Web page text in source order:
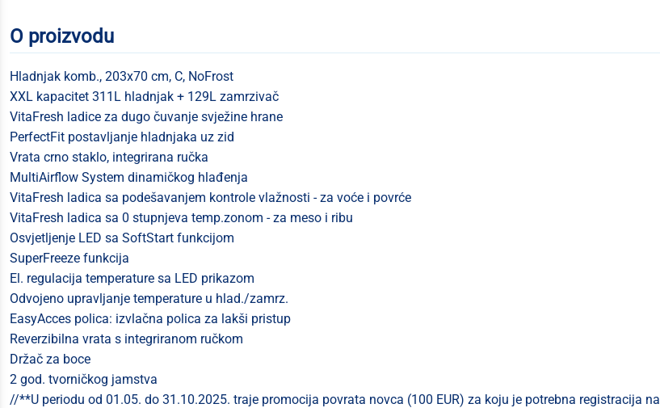
O proizvodu
Hladnjak komb., 203x70 cm, C, NoFrost
XXL kapacitet 311L hladnjak + 129L zamrzivač
VitaFresh ladice za dugo čuvanje svježine hrane
PerfectFit postavljanje hladnjaka uz zid
Vrata crno staklo, integrirana ručka
MultiAirflow System dinamičkog hlađenja
VitaFresh ladica sa podešavanjem kontrole vlažnosti - za voće i povrće
VitaFresh ladica sa 0 stupnjeva temp.zonom - za meso i ribu
Osvjetljenje LED sa SoftStart funkcijom
SuperFreeze funkcija
El. regulacija temperature sa LED prikazom
Odvojeno upravljanje temperature u hlad./zamrz.
EasyAcces polica: izvlačna polica za lakši pristup
Reverzibilna vrata s integriranom ručkom
Držač za boce
2 god. tvorničkog jamstva
//**U periodu od 01.05. do 31.10.2025. traje promocija povrata novca (100 EUR) za koju je potrebna registracija na